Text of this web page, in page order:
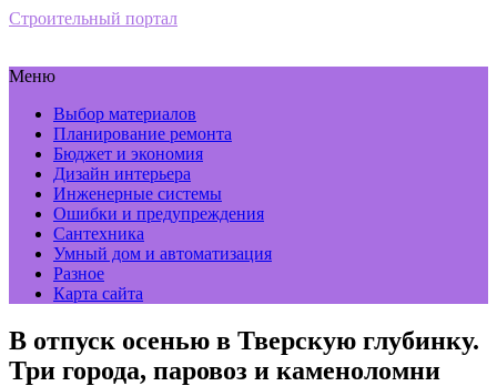
Строительный портал
Меню
Выбор материалов
Планирование ремонта
Бюджет и экономия
Дизайн интерьера
Инженерные системы
Ошибки и предупреждения
Сантехника
Умный дом и автоматизация
Разное
Карта сайта
В отпуск осенью в Тверскую глубинку.
Три города, паровоз и каменоломни